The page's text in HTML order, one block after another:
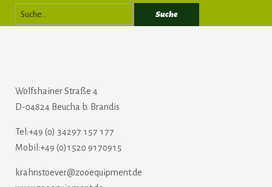
Wolfshainer Straße 4
D-04824 Beucha b. Brandis
Tel:+49 (0) 34297 157 177
Mobil:+49 (0)1520 9170915
krahnstoever@zooequipment.de